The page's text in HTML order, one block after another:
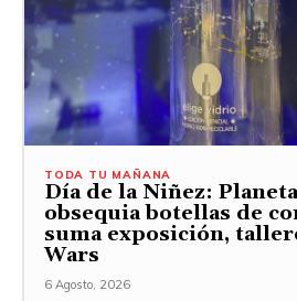
TODA TU MAÑANA
Día de la Niñez:
obsequia botellas de
suma exposición,
Wars
6 Agosto, 2026